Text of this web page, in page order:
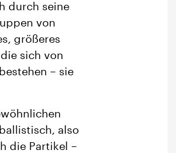
durch seine
von
größeres
sich von
– sie
also
die Partikel –